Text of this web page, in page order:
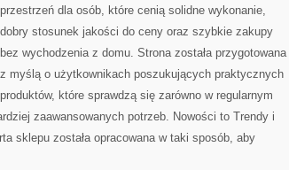
przestrzeń dla osób, które cenią solidne wykonanie,
dobry stosunek jakości do ceny oraz szybkie zakupy
bez wychodzenia z domu. Strona została przygotowana
z myślą o użytkownikach poszukujących praktycznych
produktów, które sprawdzą się zarówno w regularnym
zaawansowanych potrzeb. Nowości to Trendy i
sklepu została opracowana w taki sposób, aby